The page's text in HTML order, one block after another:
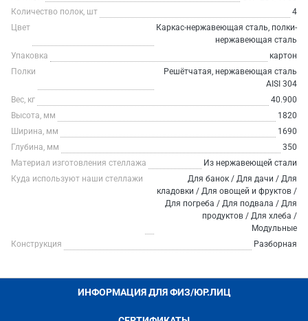
Количество полок, шт
4
Цвет
Каркас-нержавеющая сталь, полки-
нержавеющая сталь
Упаковка
картон
Полки
Решётчатая, нержавеющая сталь
AISI 304
Вес, кг
40.900
Высота, мм
1820
Ширина, мм
1690
Глубина, мм
350
Материал изготовления стеллажа
Из нержавеющей стали
Куда используют наши стеллажи
Для банок / Для дачи / Для
кладовки / Для овощей и фруктов /
Для погреба / Для подвала / Для
продуктов / Для хлеба /
Модульные
Конструкция
Разборная
ИНФОРМАЦИЯ ДЛЯ ФИЗ/ЮР.ЛИЦ